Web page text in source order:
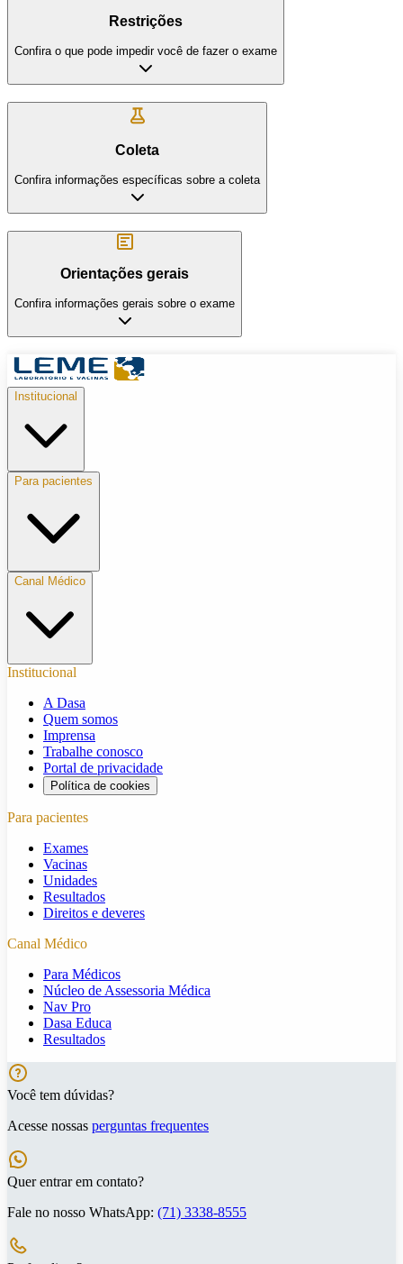
Restrições
Confira o que pode impedir você de fazer o exame
Coleta
Confira informações específicas sobre a coleta
Orientações gerais
Confira informações gerais sobre o exame
Institucional
Para pacientes
Canal Médico
Institucional
A Dasa
Quem somos
Imprensa
Trabalhe conosco
Portal de privacidade
Política de cookies
Para pacientes
Exames
Vacinas
Unidades
Resultados
Direitos e deveres
Canal Médico
Para Médicos
Núcleo de Assessoria Médica
Nav Pro
Dasa Educa
Resultados
Você tem dúvidas?
Acesse nossas perguntas frequentes
Quer entrar em contato?
Fale no nosso WhatsApp: (71) 3338-8555